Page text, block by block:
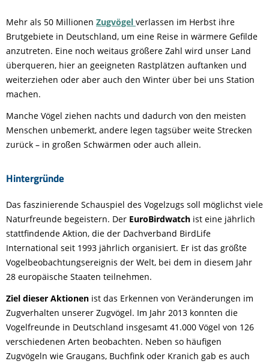
Mehr als 50 Millionen Zugvögel verlassen im Herbst ihre
Brutgebiete in Deutschland, um eine Reise in wärmere Gefilde
anzutreten. Eine noch weitaus größere Zahl wird unser Land
überqueren, hier an geeigneten Rastplätzen auftanken und
weiterziehen oder aber auch den Winter über bei uns Station
machen.
Manche Vögel ziehen nachts und dadurch von den meisten
Menschen unbemerkt, andere legen tagsüber weite Strecken
zurück – in großen Schwärmen oder auch allein.
Hintergründe
Das faszinierende Schauspiel des Vogelzugs soll möglichst viele
Naturfreunde begeistern. Der EuroBirdwatch ist eine jährlich
stattfindende Aktion, die der Dachverband BirdLife
International seit 1993 jährlich organisiert. Er ist das größte
Vogelbeobachtungsereignis der Welt, bei dem in diesem Jahr
28 europäische Staaten teilnehmen.
Ziel dieser Aktionen ist das Erkennen von Veränderungen im
Zugverhalten unserer Zugvögel. Im Jahr 2013 konnten die
Vogelfreunde in Deutschland insgesamt 41.000 Vögel von 126
verschiedenen Arten beobachten. Neben so häufigen
Zugvögeln wie Graugans, Buchfink oder Kranich gab es auch